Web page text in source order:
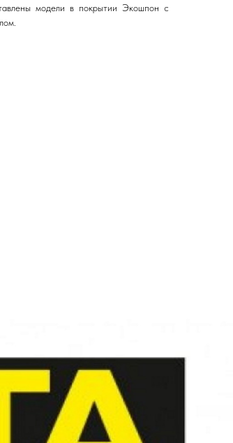
модели в покрытии Экошпон с